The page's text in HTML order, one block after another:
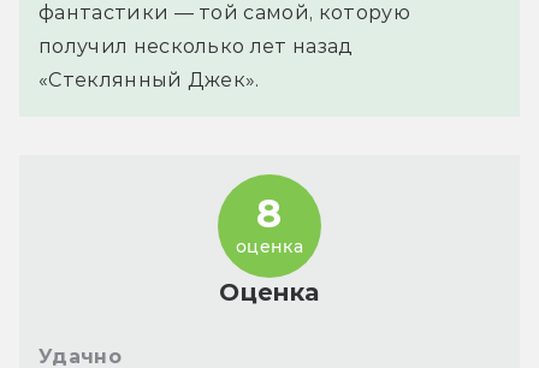
фантастики — той самой, которую
получил несколько лет назад
«Стеклянный Джек».
Оценка
8
оценка
Удачно